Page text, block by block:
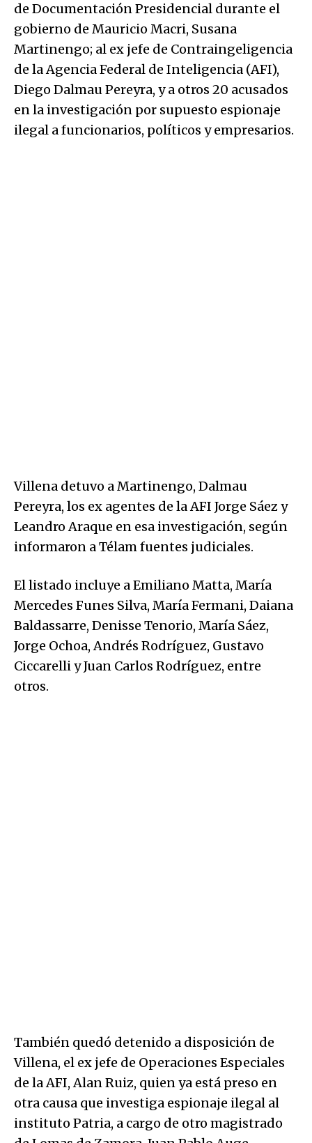
de Documentación Presidencial durante el
gobierno de Mauricio Macri, Susana
Martinengo; al ex jefe de Contraingeligencia
de la Agencia Federal de Inteligencia (AFI),
Diego Dalmau Pereyra, y a otros 20 acusados
en la investigación por supuesto espionaje
ilegal a funcionarios, políticos y empresarios.
Villena detuvo a Martinengo, Dalmau
Pereyra, los ex agentes de la AFI Jorge Sáez y
Leandro Araque en esa investigación, según
informaron a Télam fuentes judiciales.
El listado incluye a Emiliano Matta, María
Mercedes Funes Silva, María Fermani, Daiana
Baldassarre, Denisse Tenorio, María Sáez,
Jorge Ochoa, Andrés Rodríguez, Gustavo
Ciccarelli y Juan Carlos Rodríguez, entre
otros.
También quedó detenido a disposición de
Villena, el ex jefe de Operaciones Especiales
de la AFI, Alan Ruiz, quien ya está preso en
otra causa que investiga espionaje ilegal al
instituto Patria, a cargo de otro magistrado